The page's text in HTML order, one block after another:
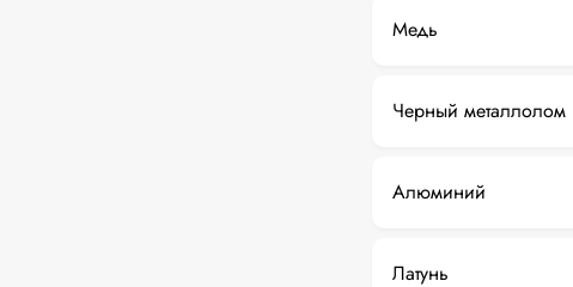
Медь
Черный металлолом
Алюминий
Латунь